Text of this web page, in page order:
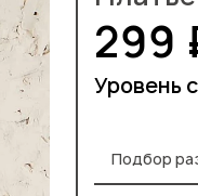
299
Уровень
Подбор